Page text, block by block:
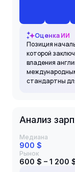
Оценка ИИ
Позиция
которой
владения
стандартны
Анализ
Медиана
900 $
Рынок
600 $ – 1 200